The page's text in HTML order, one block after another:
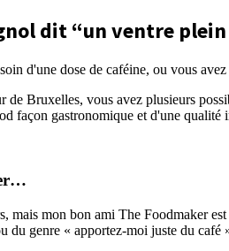
dit “un ventre
d'une dose de caféine, ou vous
Bruxelles, vous avez plusieurs
façon gastronomique et d'une qualité
mais mon bon ami The Foodmaker
du genre « apportez-moi juste du café